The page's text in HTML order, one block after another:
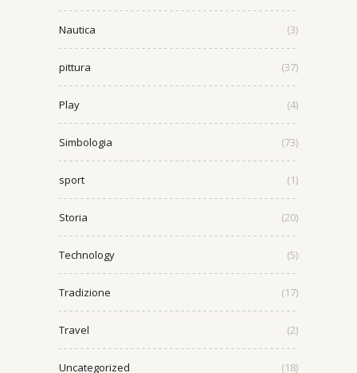
Nautica (3)
pittura (37)
Play (4)
Simbologia (73)
sport (1)
Storia (20)
Technology (5)
Tradizione (17)
Travel (2)
Uncategorized (18)